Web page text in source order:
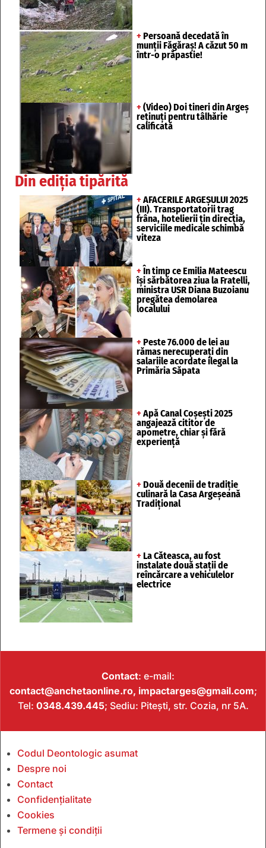
+ Persoană decedată în
munții Făgăraș! A căzut 50 m
într-o prăpastie!
+ (Video) Doi tineri din Argeș
reținuți pentru tâlhărie
calificată
Din ediția tipărită
+ AFACERILE ARGEȘULUI 2025
(III). Transportatorii trag
frâna, hotelierii țin direcția,
serviciile medicale schimbă
viteza
+ În timp ce Emilia Mateescu
își sărbătorea ziua la Fratelli,
ministra USR Diana Buzoianu
pregătea demolarea
localului
+ Peste 76.000 de lei au
rămas nerecuperați din
salariile acordate ilegal la
Primăria Săpata
+ Apă Canal Coșești 2025
angajează cititor de
apometre, chiar și fără
experiență
+ Două decenii de tradiție
culinară la Casa Argeșeană
Tradițional
+ La Căteasca, au fost
instalate două stații de
reîncărcare a vehiculelor
electrice
Contact: e-mail:
contact@anchetaonline.ro, impactarges@gmail.com;
Tel: 0348.439.445; Sediu: Pitești, str. Cozia, nr 5A.
Codul Deontologic asumat
Despre noi
Contact
Confidențialitate
Cookies
Termene și condiții